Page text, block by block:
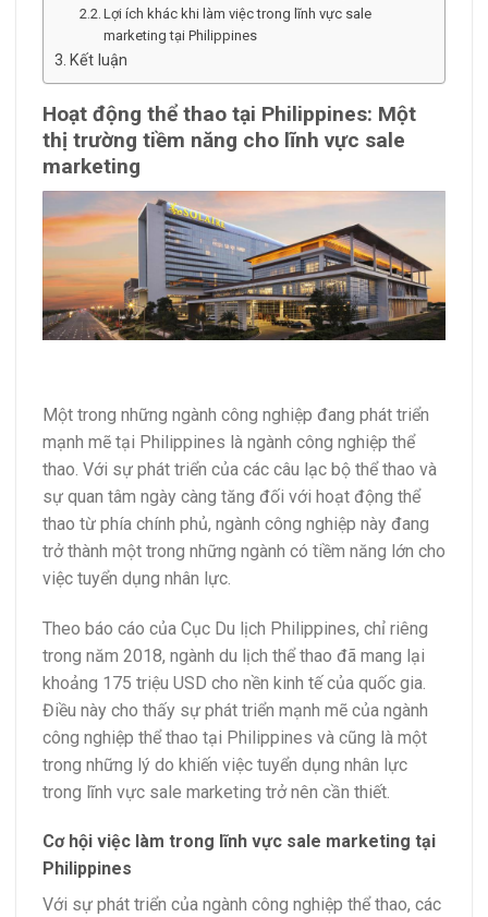
Lợi ích khác khi làm việc trong lĩnh vực sale
marketing tại Philippines
Kết luận
Hoạt động thể thao tại Philippines: Một
thị trường tiềm năng cho lĩnh vực sale
marketing
Một trong những ngành công nghiệp đang phát triển
mạnh mẽ tại Philippines là ngành công nghiệp thể
thao. Với sự phát triển của các câu lạc bộ thể thao và
sự quan tâm ngày càng tăng đối với hoạt động thể
thao từ phía chính phủ, ngành công nghiệp này đang
trở thành một trong những ngành có tiềm năng lớn cho
việc tuyển dụng nhân lực.
Theo báo cáo của Cục Du lịch Philippines, chỉ riêng
trong năm 2018, ngành du lịch thể thao đã mang lại
khoảng 175 triệu USD cho nền kinh tế của quốc gia.
Điều này cho thấy sự phát triển mạnh mẽ của ngành
công nghiệp thể thao tại Philippines và cũng là một
trong những lý do khiến việc tuyển dụng nhân lực
trong lĩnh vực sale marketing trở nên cần thiết.
Cơ hội việc làm trong lĩnh vực sale marketing tại
Philippines
Với sự phát triển của ngành công nghiệp thể thao, các